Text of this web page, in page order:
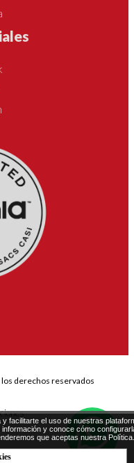
los derechos reservados
facilitarte el uso de nuestras
información y conoce cómo
que aceptas nuestra Política.